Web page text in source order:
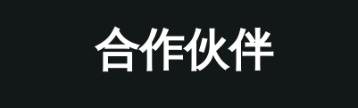
合作伙伴